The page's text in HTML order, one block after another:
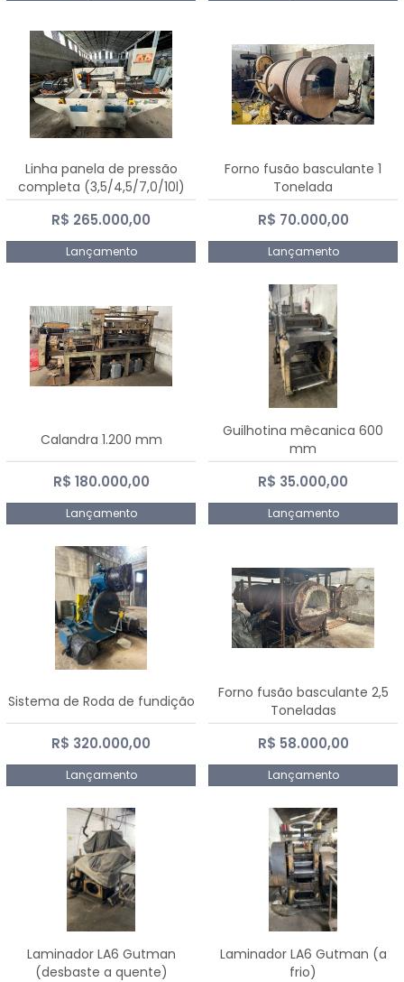
Linha panela de pressão
completa (3,5/4,5/7,0/10l)
R$ 265.000,00
Lançamento
Forno fusão basculante 1
Tonelada
R$ 70.000,00
Lançamento
Calandra 1.200 mm
R$ 180.000,00
Lançamento
Guilhotina mêcanica 600
mm
R$ 35.000,00
Lançamento
Sistema de Roda de fundição
R$ 320.000,00
Lançamento
Forno fusão basculante 2,5
Toneladas
R$ 58.000,00
Lançamento
Laminador LA6 Gutman
(desbaste a quente)
Laminador LA6 Gutman (a
frio)